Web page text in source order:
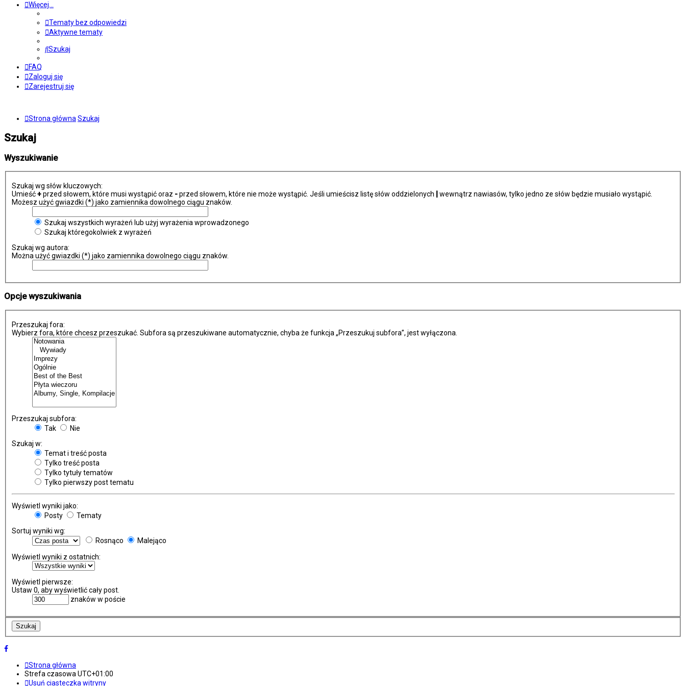
Więcej…
Tematy bez odpowiedzi
Aktywne tematy
Szukaj
FAQ
Zaloguj się
Zarejestruj się
Strona główna Szukaj
Szukaj
Wyszukiwanie
Szukaj wg słów kluczowych:
Umieść+przed słowem, które musi wystąpić oraz -przed słowem, które nie może wystąpić. Jeśli umieścisz listę słów oddzielonych
wewnątrz nawiasów, tylko jedno ze słów będzie musiało wystąpić.
Możesz użyć gwiazdki (*) jako zamiennika dowolnego ciągu znaków.
Szukaj wszystkich wyrażeń lub użyj wyrażenia wprowadzonego
Szukaj któregokolwiek z wyrażeń
Szukaj wg autora:
Można użyć gwiazdki (*) jako zamiennika dowolnego ciągu znaków.
Opcje wyszukiwania
Przeszukaj fora:
Wybierz fora, które chcesz przeszukać. Subfora są przeszukiwane automatycznie, chyba że funkcja „Przeszukuj subfora”, jest wyłączona.
Przeszukaj subfora:
Tak
Nie
Szukaj w:
Temat i treść posta
Tylko treść posta
Tylko tytuły tematów
Tylko pierwszy post tematu
Wyświetl wyniki jako:
Posty
Tematy
Sortuj wyniki wg:
Rosnąco
Malejąco
Wyświetl wyniki z ostatnich:
Wyświetl pierwsze:
Ustaw 0, aby wyświetlić cały post.
znaków w poście
Strona główna
Strefa czasowa UTC+01:00
Usuń ciasteczka witryny